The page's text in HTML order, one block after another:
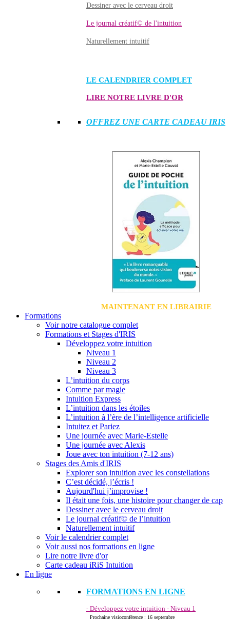
Dessiner avec le cerveau droit
Le journal créatif© de l'intuition
Naturellement intuitif
LE CALENDRIER COMPLET
LIRE NOTRE LIVRE D'OR
OFFREZ UNE CARTE CADEAU IRIS
MAINTENANT EN LIBRAIRIE
Formations
Voir notre catalogue complet
Formations et Stages d'IRIS
Développez votre intuition
Niveau 1
Niveau 2
Niveau 3
L’intuition du corps
Comme par magie
Intuition Express
L’intuition dans les étoiles
L’intuition à l’ère de l’intelligence artificielle
Intuitez et Pariez
Une journée avec Marie-Estelle
Une journée avec Alexis
Joue avec ton intuition (7-12 ans)
Stages des Amis d'IRIS
Explorer son intuition avec les constellations
C’est décidé, j’écris !
Aujourd'hui j’improvise !
Il était une fois, une histoire pour changer de cap
Dessiner avec le cerveau droit
Le journal créatif© de l’intuition
Naturellement intuitif
Voir le calendrier complet
Voir aussi nos formations en ligne
Lire notre livre d'or
Carte cadeau iRiS Intuition
En ligne
FORMATIONS EN LIGNE
- Développez votre intuition - Niveau 1
Prochaine visioconférence : 16 septembre